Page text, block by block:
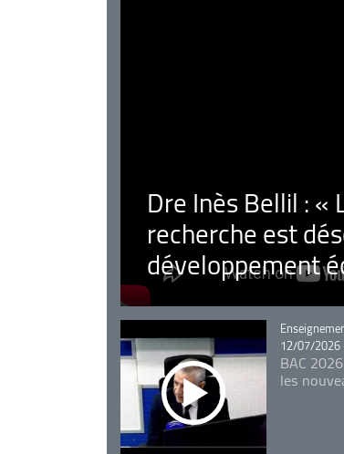
Dre Inès Bellil : «
recherche est
développement
Catégorie
12/07/
BAC
les